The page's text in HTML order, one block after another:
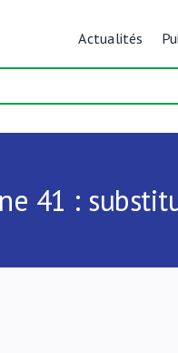
Actualités
41 :